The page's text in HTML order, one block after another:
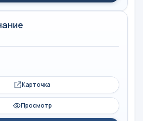
Карточка
Просмотр